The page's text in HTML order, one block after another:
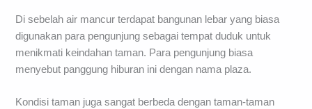
Di sebelah air mancur terdapat bangunan lebar yang biasa
digunakan para pengunjung sebagai tempat duduk untuk
menikmati keindahan taman. Para pengunjung biasa
menyebut panggung hiburan ini dengan nama plaza.
Kondisi taman juga sangat berbeda dengan taman-taman